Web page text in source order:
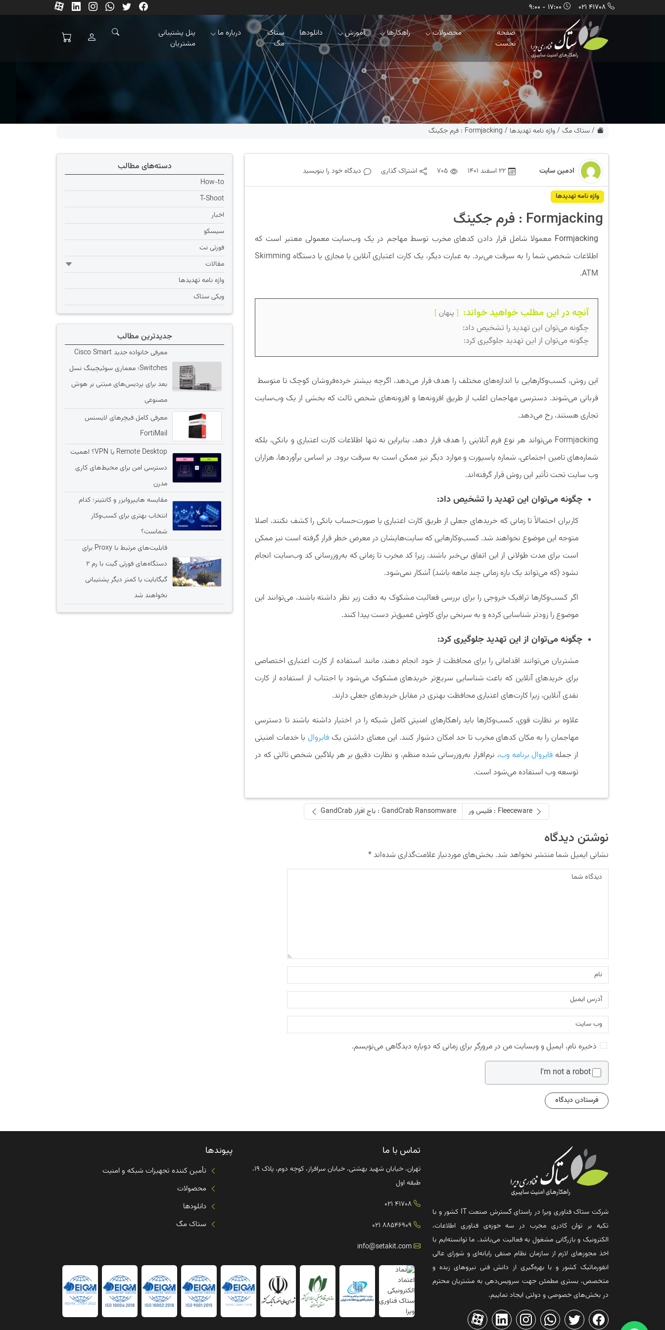
41708 021
صفحه
نخست
محصولات راهکارها آموزش دانلودها
ستاک
مگ
درباره ما
پنل پشتیبانی
مشتریان
/ستاک مگ /واژه نامه تهديدها / Formjacking : فرم جکینگ
ادمین سایت 22 اسفند 1401 705 اشتراک گذاری دیدگاه خود را بنویسید
واژه نامه تهديدها
Formjacking : فرم جکینگ
Formjacking معمولا شامل قرار دادن کدهای مخرب توسط مهاجم در یک وب‌سایت معمولی معتبر است که
اطلاعات شخصی شما را به سرقت می‌برد. به عبارت دیگر، یک کارت اعتباری آنلاین یا مجازی یا دستگاه Skimming
ATM.
آنچه در این مطلب خواهید خواند: پنهان
چگونه می‌توان این تهدید را تشخیص داد:
چگونه می‌توان از این تهدید جلوگیری کرد:
این روش، کسب‌وکارهایی با اندازه‌های مختلف را هدف قرار می‌دهد، اگرچه بیشتر خرده‌فروشان کوچک تا متوسط ​​
قربانی می‌شوند. دسترسی مهاجمان اغلب از طریق افزونه‌ها و افزونه‌های شخص ثالث که بخشی از یک وب‌سایت
تجاری هستند، رخ می‌دهد.
Formjacking می‌تواند هر نوع فرم آنلاینی را هدف قرار دهد، بنابراین نه تنها اطلاعات کارت اعتباری و بانکی، بلکه
شماره‌های تامین اجتماعی، شماره پاسپورت و موارد دیگر نیز ممکن است به سرقت برود. بر اساس برآوردها، هزاران
وب سایت تحت تأثیر این روش قرار گرفته‌اند.
چگونه می‌توان این تهدید را تشخیص داد:
کاربران احتمالاً تا زمانی که خریدهای جعلی از طریق کارت اعتباری یا صورت‌حساب بانکی را کشف نکنند، اصلا
متوجه این موضوع نخواهند شد. کسب‌وکارهایی که سایت‌هایشان در معرض خطر قرار گرفته‌ است نیز ممکن
است برای مدت طولانی از این اتفاق بی‌خبر باشند، زیرا کد مخرب تا زمانی که به‌روزرسانی کد وب‌سایت انجام
نشود (که می‌تواند یک بازه زمانی چند ماهه باشد) آشکار نمی‌شود.
اگر کسب‌وکارها ترافیک خروجی را برای بررسی فعالیت مشکوک به‌ دقت زیر نظر داشته باشند، می‌توانند این
موضوع را زودتر شناسایی کرده و به سرنخی برای کاوش عمیق‌تر دست پیدا کنند.
چگونه می‌توان از این تهدید جلوگیری کرد:
مشتریان می‌توانند اقداماتی را برای محافظت از خود انجام دهند، مانند استفاده از کارت اعتباری اختصاصی
برای خریدهای آنلاین که باعث شناسایی سریع‌تر خریدهای مشکوک می‌شود یا اجتناب از استفاده از کارت
نقدی آنلاین، زیرا کارت‌های اعتباری محافظت بهتری در مقابل خریدهای جعلی دارند.
علاوه بر نظارت قوی، کسب‌وکارها باید راهکارهای امنیتی کامل شبکه را در اختیار داشته باشند تا دسترسی
مهاجمان را به مکان کدهای مخرب تا حد امکان دشوار کنند. این معنای داشتن یک فایروال با خدمات امنیتی
از جمله فایروال برنامه وب، نرم‌افزار به‌روزرسانی شده منظم، و نظارت دقیق بر هر پلاگین شخص ثالثی که در
توسعه وب استفاده می‌شود است.
Fleeceware : فلیس ور GandCrab Ransomware : باج افزار GandCrab
نوشتن دیدگاه
نشانی ایمیل شما منتشر نخواهد شد. بخش‌های موردنیاز علامت‌گذاری شده‌اند*
ذخیره نام، ایمیل و وبسایت من در مرورگر برای زمانی که دوباره دیدگاهی می‌نویسم.
I'm not a robot
دسته‌های مطالب
How-to
T-Shoot
اخبار
سیسکو
فورتی نت
مقالات
واژه نامه تهديدها
ویکی ستاک
جدیدترین مطالب
معرفی خانواده جدید Cisco Smart
Switches؛ معماری سوئیچینگ نسل
بعد برای پردیس‌های مبتنی بر هوش
مصنوعی
معرفی کامل فیچرهای لایسنس
FortiMail
Remote Desktop یا VPN؟ اهمیت
دسترسی امن برای محیط‌های کاری
مدرن
مقایسه هایپروایزر و کانتینر؛ کدام
انتخاب بهتری برای کسب‌وکار
شماست؟
قابلیت‌های مرتبط با Proxy برای
دستگاه‌های فورتی گیت با رم 2
گیگابایت یا کمتر دیگر پشتیبانی
نخواهند شد
شرکت ستاک فناوری ویرا در راستای گسترش صنعت IT کشور و با
تکیه بر توان کادری مجرب در سه حوزه‌ی فناوری اطلاعات،
الکترونیک و بازرگانی مشغول به فعالیت می‌باشد. ما توانسته‌ایم با
اخذ مجوزهای لازم از سازمان نظام صنفی رایانه‌ای و شورای عالی
انفورماتیک کشور و با بهره‌گیری از دانش فنی نیروهای زبده و
متخصص، بستری مطمئن جهت سرویس‌دهی به مشتریان محترم
در بخش‌های خصوصی و دولتی ایجاد نماییم.
تماس با ما
تهران، خیابان شهید بهشتی، خیابان سرافراز، کوچه دوم، پلاک ۱۹،
طبقه اول
41708 021
88546909 021
info@setakit.com
پیوندها
تأمین کننده تجهیزات شبکه و امنیت
محصولات
دانلودها
ستاک مگ